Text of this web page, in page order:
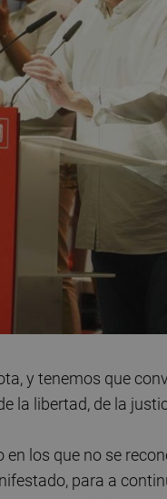
y tenemos que
la libertad, de la
los que no se
para a